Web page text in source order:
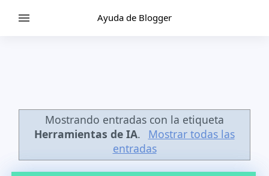
Ayuda de Blogger
Mostrando entradas con la etiqueta
Herramientas de IA.
Mostrar todas las
entradas